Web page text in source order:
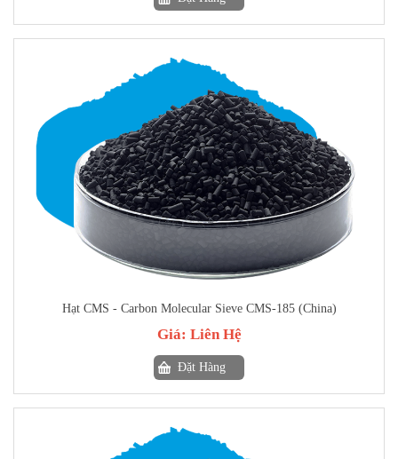
Hạt CMS - Carbon Molecular Sieve CMS-185 (China)
Giá: Liên Hệ
Đặt Hàng